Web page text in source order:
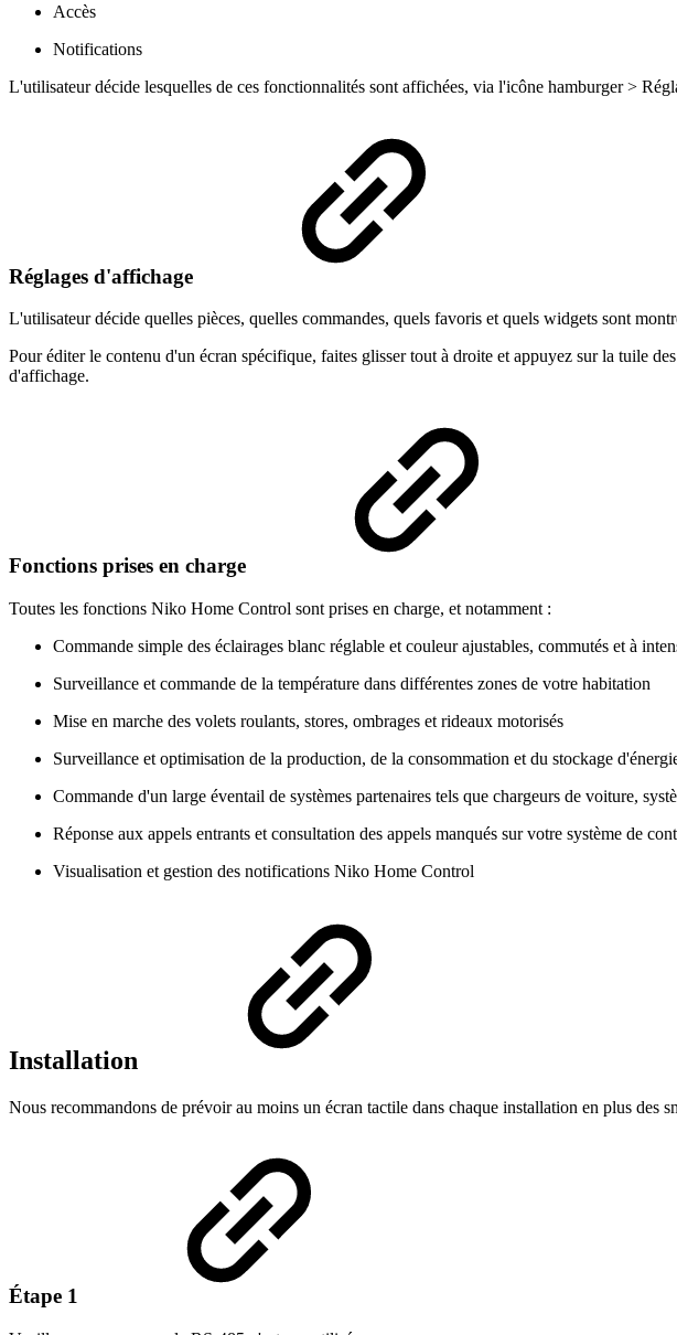
Accès
Notifications
L'utilisateur décide lesquelles de ces fonctionnalités sont affichées, via l'icône hamburger >
Réglages d'affichage
L'utilisateur décide quelles pièces, quelles commandes, quels favoris et quels widgets sont
Pour éditer le contenu d'un écran spécifique, faites glisser tout à droite et appuyez sur la tuile
d'affichage.
Fonctions prises en charge
Toutes les fonctions Niko Home Control sont prises en charge, et notamment :
Commande simple des éclairages blanc réglable et couleur ajustables, commutés et à
Surveillance et commande de la température dans différentes zones de votre habitation
Mise en marche des volets roulants, stores, ombrages et rideaux motorisés
Surveillance et optimisation de la production, de la consommation et du stockage
Commande d'un large éventail de systèmes partenaires tels que chargeurs de voiture,
Réponse aux appels entrants et consultation des appels manqués sur votre système de
Visualisation et gestion des notifications Niko Home Control
Installation
Nous recommandons de prévoir au moins un écran tactile dans chaque installation en plus
Étape 1